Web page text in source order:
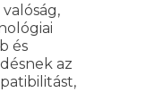
és
az